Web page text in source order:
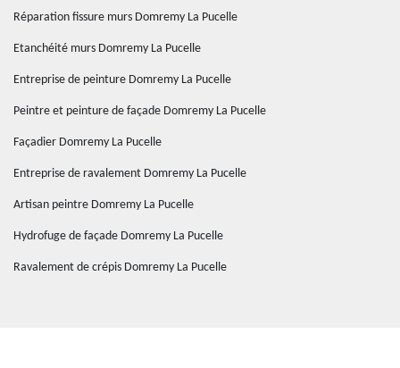
Réparation fissure murs Domremy La Pucelle
Etanchéité murs Domremy La Pucelle
Entreprise de peinture Domremy La Pucelle
Peintre et peinture de façade Domremy La Pucelle
Façadier Domremy La Pucelle
Entreprise de ravalement Domremy La Pucelle
Artisan peintre Domremy La Pucelle
Hydrofuge de façade Domremy La Pucelle
Ravalement de crépis Domremy La Pucelle